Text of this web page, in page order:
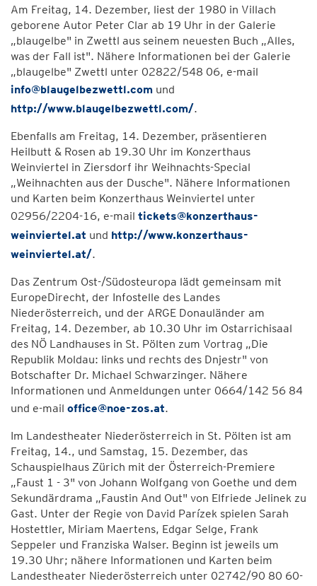
Am Freitag, 14. Dezember, liest der 1980 in Villach
geborene Autor Peter Clar ab 19 Uhr in der Galerie
„blaugelbe" in Zwettl aus seinem neuesten Buch „Alles,
was der Fall ist". Nähere Informationen bei der Galerie
„blaugelbe" Zwettl unter 02822/548 06, e-mail
info@blaugelbezwettl.com und
http://www.blaugelbezwettl.com/.
Ebenfalls am Freitag, 14. Dezember, präsentieren
Heilbutt & Rosen ab 19.30 Uhr im Konzerthaus
Weinviertel in Ziersdorf ihr Weihnachts-Special
„Weihnachten aus der Dusche". Nähere Informationen
und Karten beim Konzerthaus Weinviertel unter
02956/2204-16, e-mail tickets@konzerthaus-
weinviertel.at und http://www.konzerthaus-
weinviertel.at/.
Das Zentrum Ost-/Südosteuropa lädt gemeinsam mit
EuropeDirecht, der Infostelle des Landes
Niederösterreich, und der ARGE Donauländer am
Freitag, 14. Dezember, ab 10.30 Uhr im Ostarrichisaal
des NÖ Landhauses in St. Pölten zum Vortrag „Die
Republik Moldau: links und rechts des Dnjestr" von
Botschafter Dr. Michael Schwarzinger. Nähere
Informationen und Anmeldungen unter 0664/142 56 84
und e-mail office@noe-zos.at.
Im Landestheater Niederösterreich in St. Pölten ist am
Freitag, 14., und Samstag, 15. Dezember, das
Schauspielhaus Zürich mit der Österreich-Premiere
„Faust 1 - 3" von Johann Wolfgang von Goethe und dem
Sekundärdrama „Faustin And Out" von Elfriede Jelinek zu
Gast. Unter der Regie von David Parízek spielen Sarah
Hostettler, Miriam Maertens, Edgar Selge, Frank
Seppeler und Franziska Walser. Beginn ist jeweils um
19.30 Uhr; nähere Informationen und Karten beim
Landestheater Niederösterreich unter 02742/90 80 60-